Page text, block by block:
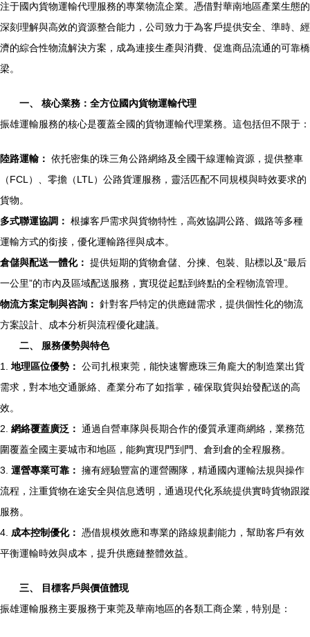
注于國內貨物運輸代理服務的專業物流企業。憑借對華南地區產業生態的
深刻理解與高效的資源整合能力，公司致力于為客戶提供安全、準時、經
濟的綜合性物流解決方案，成為連接生產與消費、促進商品流通的可靠橋
梁。
一、 核心業務：全方位國內貨物運輸代理
振雄運輸服務的核心是覆蓋全國的貨物運輸代理業務。這包括但不限于：
陸路運輸： 依托密集的珠三角公路網絡及全國干線運輸資源，提供整車
（FCL）、零擔（LTL）公路貨運服務，靈活匹配不同規模與時效要求的
貨物。
多式聯運協調： 根據客戶需求與貨物特性，高效協調公路、鐵路等多種
運輸方式的銜接，優化運輸路徑與成本。
倉儲與配送一體化： 提供短期的貨物倉儲、分揀、包裝、貼標以及“最后
一公里”的市內及區域配送服務，實現從起點到終點的全程物流管理。
物流方案定制與咨詢： 針對客戶特定的供應鏈需求，提供個性化的物流
方案設計、成本分析與流程優化建議。
二、 服務優勢與特色
1. 地理區位優勢： 公司扎根東莞，能快速響應珠三角龐大的制造業出貨
需求，對本地交通脈絡、產業分布了如指掌，確保取貨與始發配送的高
效。
2. 網絡覆蓋廣泛： 通過自營車隊與長期合作的優質承運商網絡，業務范
圍覆蓋全國主要城市和地區，能夠實現門到門、倉到倉的全程服務。
3. 運營專業可靠： 擁有經驗豐富的運營團隊，精通國內運輸法規與操作
流程，注重貨物在途安全與信息透明，通過現代化系統提供實時貨物跟蹤
服務。
4. 成本控制優化： 憑借規模效應和專業的路線規劃能力，幫助客戶有效
平衡運輸時效與成本，提升供應鏈整體效益。
三、 目標客戶與價值體現
振雄運輸服務主要服務于東莞及華南地區的各類工商企業，特別是：